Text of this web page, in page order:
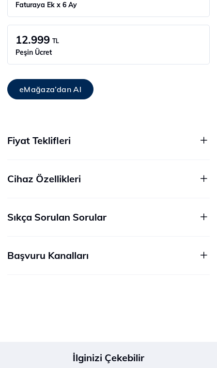
Faturaya Ek x 6 Ay
12.999 TL
Peşin Ücret
eMağaza’dan Al
Fiyat Teklifleri
Cihaz Özellikleri
Sıkça Sorulan Sorular
Başvuru Kanalları
İlginizi Çekebilir